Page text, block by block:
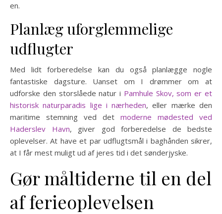
en.
Planlæg uforglemmelige
udflugter
Med lidt forberedelse kan du også planlægge nogle
fantastiske dagsture. Uanset om I drømmer om at
udforske den storslåede natur i Pamhule Skov, som er et
historisk naturparadis lige i nærheden, eller mærke den
maritime stemning ved det moderne mødested ved
Haderslev Havn, giver god forberedelse de bedste
oplevelser. At have et par udflugtsmål i baghånden sikrer,
at I får mest muligt ud af jeres tid i det sønderjyske.
Gør måltiderne til en del
af ferieoplevelsen